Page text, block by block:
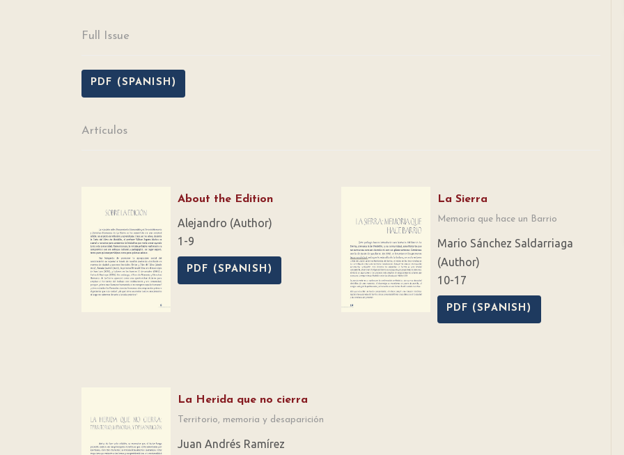
Full Issue
PDF (SPANISH)
Artículos
About the Edition
Alejandro (Author)
1-9
PDF (SPANISH)
La Sierra
Memoria que hace un Barrio
Mario Sánchez Saldarriaga
(Author)
10-17
PDF (SPANISH)
La Herida que no cierra
Territorio, memoria y desaparición
Juan Andrés Ramírez